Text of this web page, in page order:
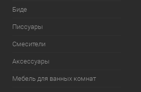
Биде
Писсуары
Смесители
Аксессуары
Мебель для ванных комнат